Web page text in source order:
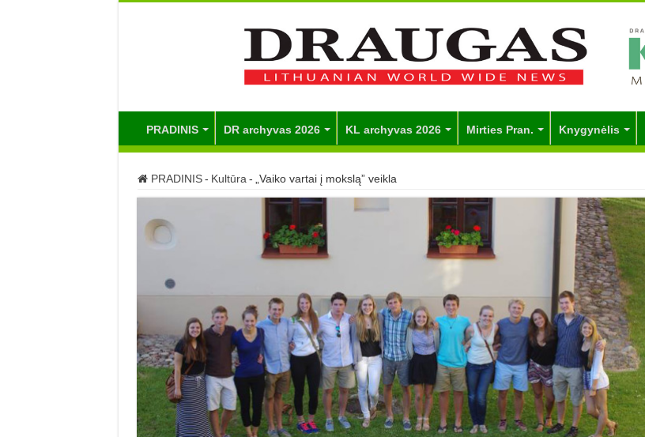
PRADINIS DR archyvas 2026 KL archyvas 2026 Mirties Pran. Knygynėlis
PRADINIS - Kultūra - „Vaiko vartai į mokslą” veikla